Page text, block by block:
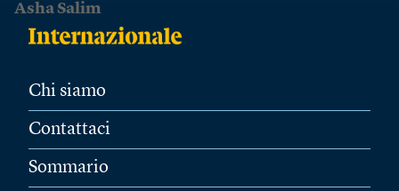
Asha Salim
Chi siamo
Contattaci
Sommario